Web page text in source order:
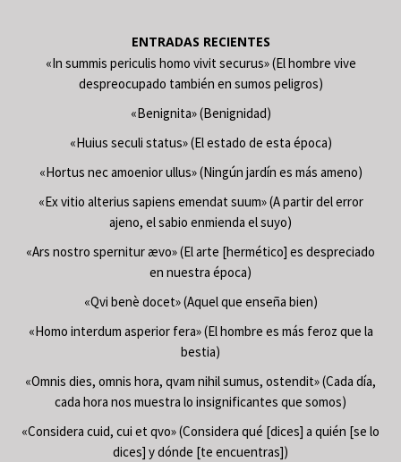
ENTRADAS RECIENTES
«In summis periculis homo vivit securus» (El hombre vive
despreocupado también en sumos peligros)
«Benignita» (Benignidad)
«Huius seculi status» (El estado de esta época)
«Hortus nec amoenior ullus» (Ningún jardín es más ameno)
«Ex vitio alterius sapiens emendat suum» (A partir del error
ajeno, el sabio enmienda el suyo)
«Ars nostro spernitur ævo» (El arte [hermético] es despreciado
en nuestra época)
«Qvi benè docet» (Aquel que enseña bien)
«Homo interdum asperior fera» (El hombre es más feroz que la
bestia)
«Omnis dies, omnis hora, qvam nihil sumus, ostendit» (Cada día,
cada hora nos muestra lo insignificantes que somos)
«Considera cuid, cui et qvo» (Considera qué [dices] a quién [se lo
dices] y dónde [te encuentras])